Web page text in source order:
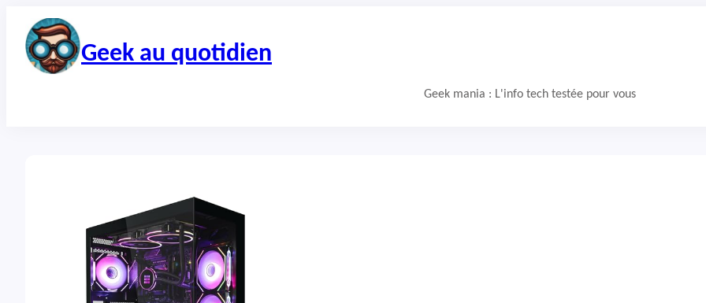
contenu
Geek au quotidien
Geek mania : L'info tech testée pour vous